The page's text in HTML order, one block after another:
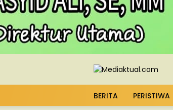
BERITA PERISTIWA